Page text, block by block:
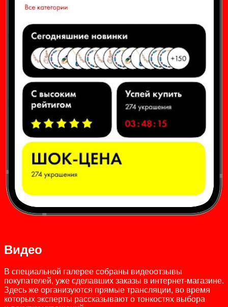
Видео
В специальной галерее собраны видеоотзывы
покупателей, уже сделавших заказы в интернет-магазине.
Здесь же организуются прямые трансляции, во время
которых эксперты рассказывают о тонкостях выбора